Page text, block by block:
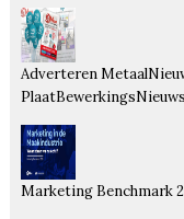
Adverteren
PlaatBewerkingsNieuws
Marketing Benchmark